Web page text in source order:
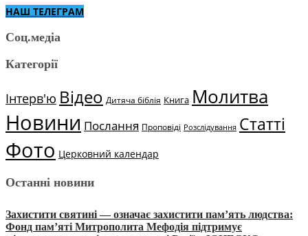
НАШ ТЕЛЕГРАМ
Соц.медіа
Категорії
Інтерв'ю Відео Дитяча біблія Книга Молитва
Новини Послання Проповіді Розслідування Статті
Фото Церковний календар
Останні новини
Захистити святині — означає захистити пам’ять людства:
Фонд пам’яті Митрополита Мефодія підтримує